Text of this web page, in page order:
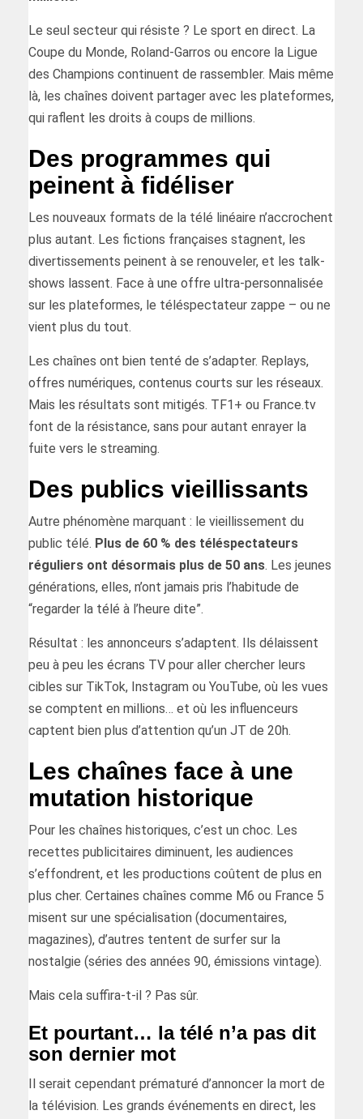
Le seul secteur qui résiste ? Le sport en direct. La
Coupe du Monde, Roland-Garros ou encore la Ligue
des Champions continuent de rassembler. Mais même
là, les chaînes doivent partager avec les plateformes,
qui raflent les droits à coups de millions.
Des programmes qui
peinent à fidéliser
Les nouveaux formats de la télé linéaire n’accrochent
plus autant. Les fictions françaises stagnent, les
divertissements peinent à se renouveler, et les talk-
shows lassent. Face à une offre ultra-personnalisée
sur les plateformes, le téléspectateur zappe – ou ne
vient plus du tout.
Les chaînes ont bien tenté de s’adapter. Replays,
offres numériques, contenus courts sur les réseaux.
Mais les résultats sont mitigés. TF1+ ou France.tv
font de la résistance, sans pour autant enrayer la
fuite vers le streaming.
Des publics vieillissants
Autre phénomène marquant : le vieillissement du
public télé. Plus de 60 % des téléspectateurs
réguliers ont désormais plus de 50 ans. Les jeunes
générations, elles, n’ont jamais pris l’habitude de
“regarder la télé à l’heure dite”.
Résultat : les annonceurs s’adaptent. Ils délaissent
peu à peu les écrans TV pour aller chercher leurs
cibles sur TikTok, Instagram ou YouTube, où les vues
se comptent en millions… et où les influenceurs
captent bien plus d’attention qu’un JT de 20h.
Les chaînes face à une
mutation historique
Pour les chaînes historiques, c’est un choc. Les
recettes publicitaires diminuent, les audiences
s’effondrent, et les productions coûtent de plus en
plus cher. Certaines chaînes comme M6 ou France 5
misent sur une spécialisation (documentaires,
magazines), d’autres tentent de surfer sur la
nostalgie (séries des années 90, émissions vintage).
Mais cela suffira-t-il ? Pas sûr.
Et pourtant… la télé n’a pas dit
son dernier mot
Il serait cependant prématuré d’annoncer la mort de
la télévision. Les grands événements en direct, les